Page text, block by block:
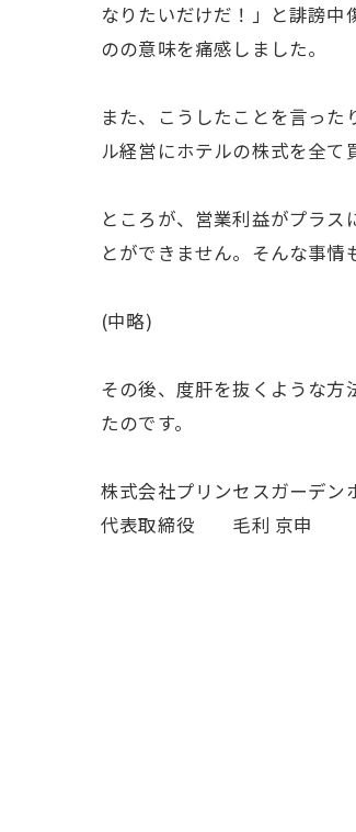
なりたいだけだ！」と誹謗
のの意味を痛感しました。
また、こうしたことを言っ
ル経営にホテルの株式を全て
ところが、営業利益がプラ
とができません。そんな事情
(中略)
その後、度肝を抜くような方
たのです。
株式会社プリンセスガーデン
代表取締役 毛利 京申